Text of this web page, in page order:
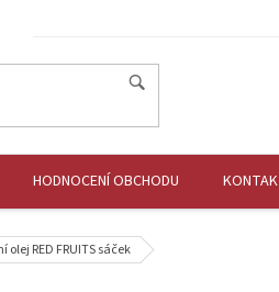
HODNOCENÍ OBCHODU
RED FRUITS sáček